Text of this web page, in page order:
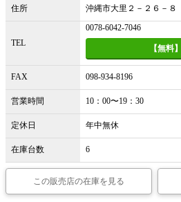
住所 沖縄市大里２－２６－８
TEL
0078-6042-7046
【無料
FAX 098-934-8196
営業時間 10：00〜19：30
定休日 年中無休
在庫台数 6
この販売店の在庫を見る